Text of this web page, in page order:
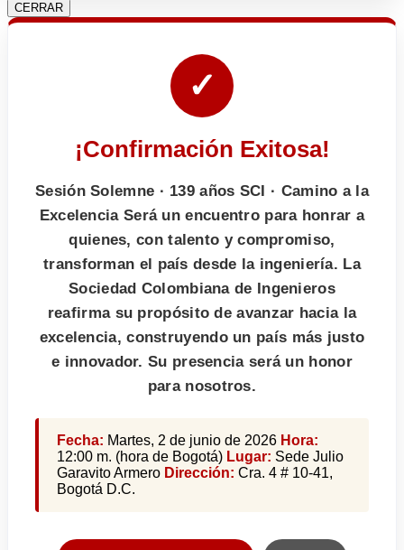
CERRAR
✓
¡Confirmación Exitosa!
Sesión Solemne · 139 años SCI · Camino a la
Excelencia Será un encuentro para honrar a
quienes, con talento y compromiso,
transforman el país desde la ingeniería. La
Sociedad Colombiana de Ingenieros
reafirma su propósito de avanzar hacia la
excelencia, construyendo un país más justo
e innovador. Su presencia será un honor
para nosotros.
Fecha: Martes, 2 de junio de 2026 Hora:
12:00 m. (hora de Bogotá) Lugar: Sede Julio
Garavito Armero Dirección: Cra. 4 # 10-41,
Bogotá D.C.